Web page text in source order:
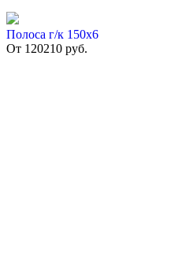
Полоса г/к 150х6
От 120210 руб.